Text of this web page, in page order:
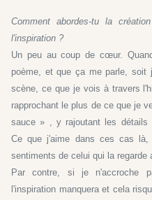
Comment abordes-tu la
l'inspiration ?
Un peu au coup de cœur.
poème, et que ça me parle,
scène, ce que je vois à travers
rapprochant le plus de ce que je
sauce » , y rajoutant les détails
Ce que j'aime dans ces cas
sentiments de celui qui la
Par contre, si je n'accroche
l'inspiration manquera et cela